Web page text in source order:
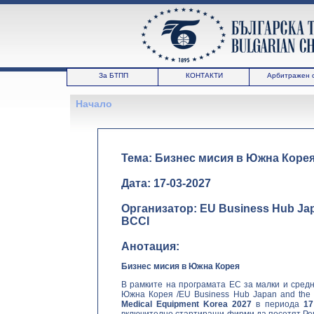
За БТПП КОНТАКТИ Арбитражен
Начало
Тема: Бизнес мисия в Южна Корея
Дата: 17-03-2027
Организатор: EU Business Hub
BCCI
Анотация:
Бизнес мисия в Южна Корея
В рамките на програмата ЕС за малки и
Южна Корея /EU Business Hub Japan and
Medical
Equipment Korea 2027в периода17